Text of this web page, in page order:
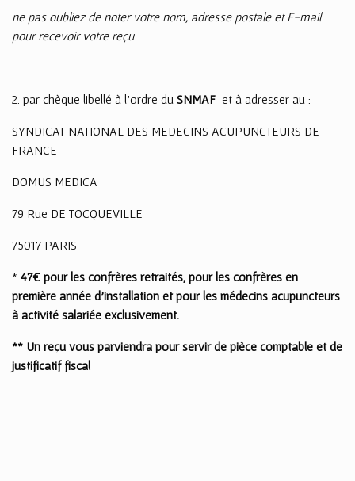
ne pas oubliez de noter votre nom, adresse postale et E-mail
pour recevoir votre reçu
2. par chèque libellé à l’ordre du SNMAF et à adresser au :
SYNDICAT NATIONAL DES MEDECINS ACUPUNCTEURS DE
FRANCE
DOMUS MEDICA
79 Rue DE TOCQUEVILLE
75017 PARIS
* 47€ pour les confrères retraités, pour les confrères en
première année d’installation et pour les médecins acupuncteurs
à activité salariée exclusivement.
** Un reçu vous parviendra pour servir de pièce comptable et de
justificatif fiscal